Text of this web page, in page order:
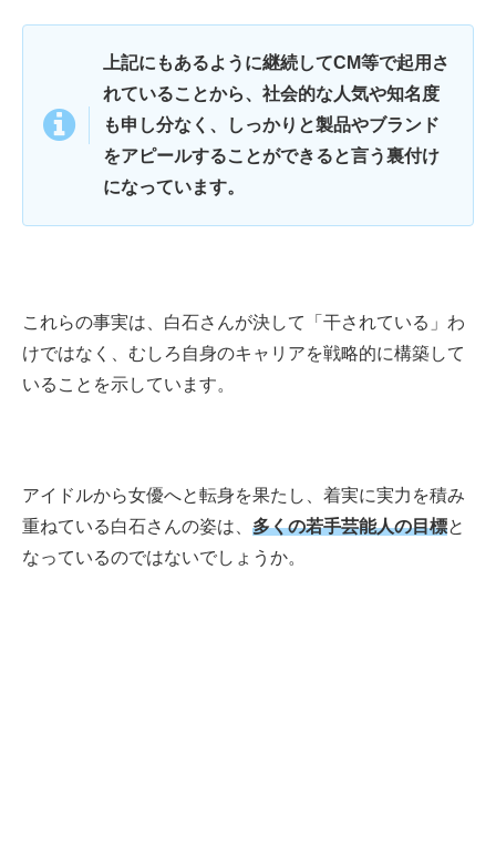
上記にもあるように継続してCM等で起用さ
れていることから、社会的な人気や知名度
も申し分なく、しっかりと製品やブランド
をアピールすることができると言う裏付け
になっています。
これらの事実は、白石さんが決して「干されている」わ
けではなく、むしろ自身のキャリアを戦略的に構築して
いることを示しています。
アイドルから女優へと転身を果たし、着実に実力を積み
重ねている白石さんの姿は、 多くの若手芸能人の目標と
なっているのではないでしょうか。